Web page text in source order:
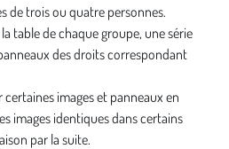
de trois ou quatre personnes.
table de chaque groupe, une série
des droits correspondant
images et panneaux en
images identiques dans certains
par la suite.